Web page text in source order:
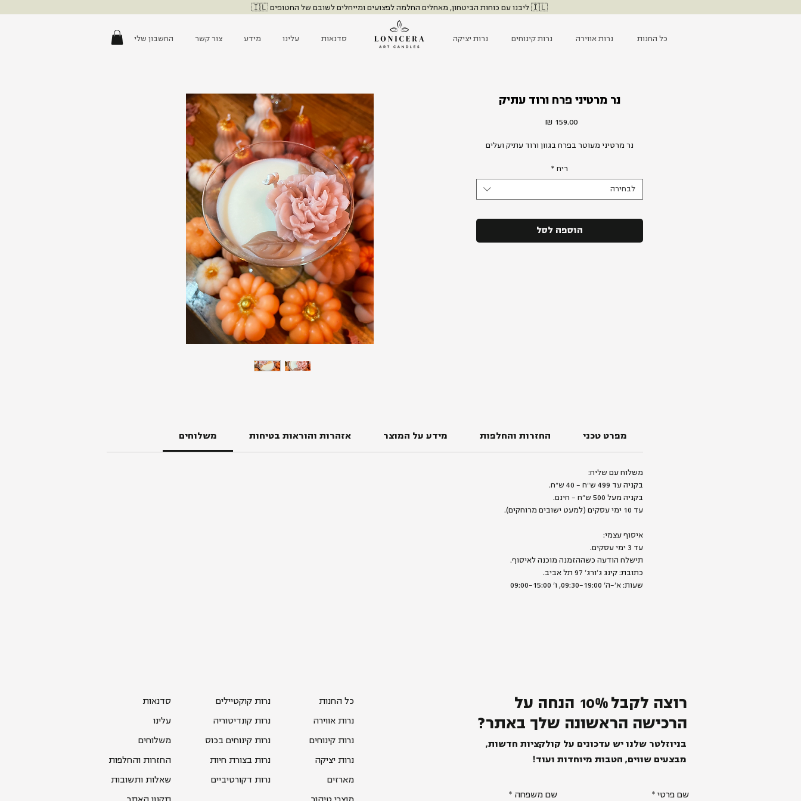
🇮🇱 ליבנו עם כוחות הביטחון, מאחלים החלמה לפצועים ומייחלים לשובם של החטופים 🇮🇱
סדנאות עלינו מידע צור קשר החשבון שלי כל החנות נרות אווירה נרות קינוחים נרות יציקה
נר מרטיני פרח ורוד עתיק
נר מרטיני מעוטר בפרח בגוון ורוד עתיק ועלים
ריח *
לבחירה
הוספה לסל
משלוחים אזהרות והוראות בטיחות מידע על המוצר החזרות והחלפות מפרט טכני
משלוח עם שליח:
בקניה עד 499 ש״ח - 40 ש״ח.
בקניה מעל 500 ש״ח - חינם.
עד 10 ימי עסקים (למעט ישובים מרוחקים).
איסוף עצמי:
עד 3 ימי עסקים.
תישלח הודעה כשההזמנה מוכנה לאיסוף.
כתובת: קינג ג׳ורג׳ 97 תל אביב.
שעות: א׳-ה׳ 09:30-19:00, ו׳ 09:00-15:00
סדנאות
עלינו
משלוחים
החזרות והחלפות
שאלות ותשובות
נרות קוקטיילים
נרות קונדיטוריה
נרות קינוחים בכוס
נרות בצורת חיות
נרות דקורטיביים
כל החנות
נרות אווירה
נרות קינוחים
נרות יציקה
מארזים
רוצה לקבל 10%
הנחה על
הרכישה הראשונה שלך באתר?
בניוזלטר שלנו יש עדכונים על קולקציות חדשות,
מבצעים שווים, הטבות מיוחדות ועוד!
שם משפחה שם פרטי